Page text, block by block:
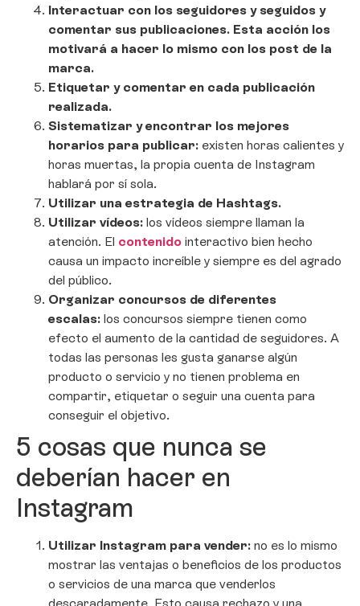
Interactuar con los seguidores y seguidos y
comentar sus publicaciones. Esta acción los
motivará a hacer lo mismo con los post de la
marca.
Etiquetar y comentar en cada publicación
realizada.
Sistematizar y encontrar los mejores
horarios para publicar: existen horas calientes y
horas muertas, la propia cuenta de Instagram
hablará por sí sola.
Utilizar una estrategia de Hashtags.
Utilizar vídeos: los vídeos siempre llaman la
atención. El contenido interactivo bien hecho
causa un impacto increíble y siempre es del agrado
del público.
Organizar concursos de diferentes
escalas: los concursos siempre tienen como
efecto el aumento de la cantidad de seguidores. A
todas las personas les gusta ganarse algún
producto o servicio y no tienen problema en
compartir, etiquetar o seguir una cuenta para
conseguir el objetivo.
5 cosas que nunca se
deberían hacer en
Instagram
Utilizar Instagram para vender: no es lo mismo
mostrar las ventajas o beneficios de los productos
o servicios de una marca que venderlos